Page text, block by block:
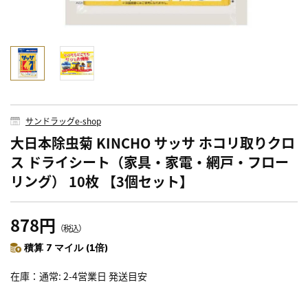
サンドラッグe-shop
大日本除虫菊 KINCHO サッサ ホコリ取りクロ
ス ドライシート（家具・家電・網戸・フロー
リング） 10枚 【3個セット】
878円 （税込）
積算 7 マイル (1倍)
在庫 通常: 2-4営業日 発送目安